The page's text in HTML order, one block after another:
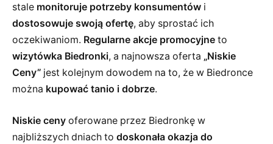
stale monitoruje potrzeby konsumentów i
dostosowuje swoją ofertę, aby sprostać ich
oczekiwaniom. Regularne akcje promocyjne to
wizytówka Biedronki, a najnowsza oferta „Niskie
Ceny” jest kolejnym dowodem na to, że w Biedronce
można kupować tanio i dobrze.
Niskie ceny oferowane przez Biedronkę w
najbliższych dniach to doskonała okazja do